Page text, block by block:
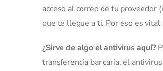
acceso al correo de tu proveedor
que te llegue a ti. Por eso es
¿Sirve de algo el antivirus aquí?
transferencia bancaria, el